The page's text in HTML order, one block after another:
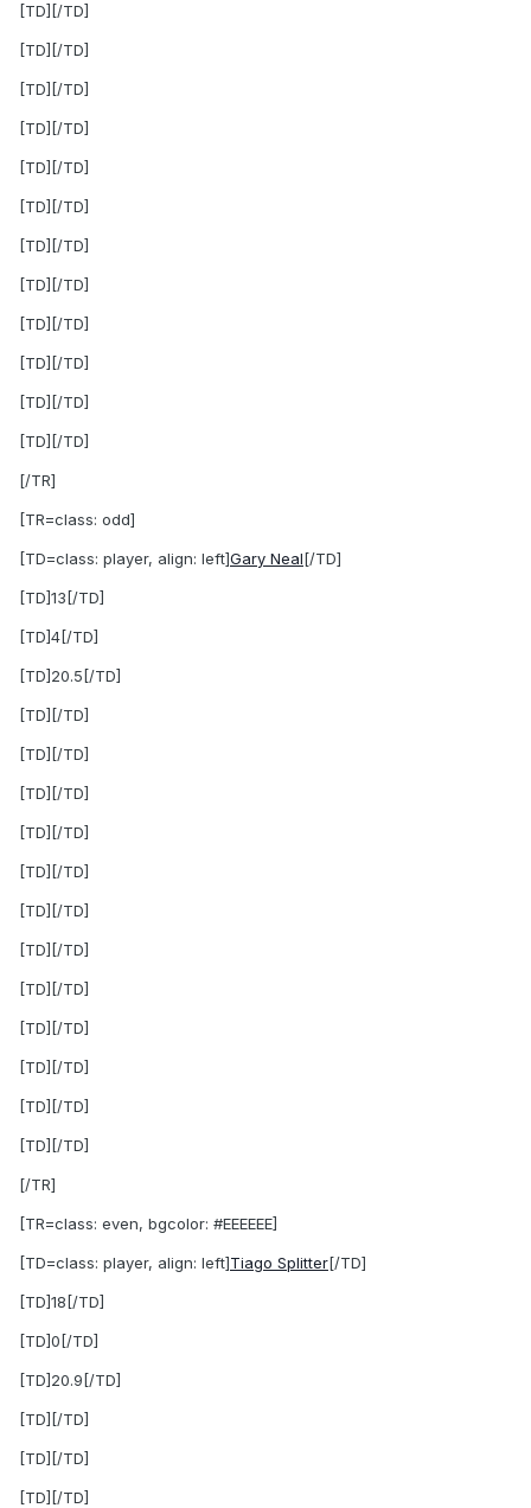
[TD][/TD]
[TD][/TD]
[TD][/TD]
[TD][/TD]
[TD][/TD]
[TD][/TD]
[TD][/TD]
[TD][/TD]
[TD][/TD]
[TD][/TD]
[TD][/TD]
[TD][/TD]
[/TR]
[TR=class: odd]
[TD=class: player, align: left]Gary Neal[/TD]
[TD]13[/TD]
[TD]4[/TD]
[TD]20.5[/TD]
[TD][/TD]
[TD][/TD]
[TD][/TD]
[TD][/TD]
[TD][/TD]
[TD][/TD]
[TD][/TD]
[TD][/TD]
[TD][/TD]
[TD][/TD]
[TD][/TD]
[TD][/TD]
[/TR]
[TR=class: even, bgcolor: #EEEEEE]
[TD=class: player, align: left]Tiago Splitter[/TD]
[TD]18[/TD]
[TD]0[/TD]
[TD]20.9[/TD]
[TD][/TD]
[TD][/TD]
[TD][/TD]